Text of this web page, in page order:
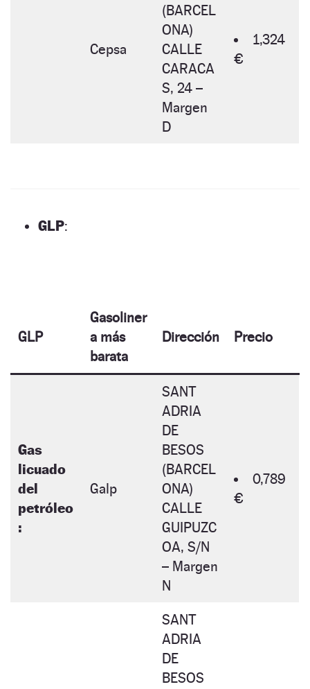
Cepsa
(BARCEL
ONA)
CALLE
CARACA
S, 24 –
Margen
D
1,324
€
GLP:
GLP
Gasoliner
a más
barata
Dirección Precio
Gas
licuado
del
petróleo
:
Galp
SANT
ADRIA
DE
BESOS
(BARCEL
ONA)
CALLE
GUIPUZC
OA, S/N
– Margen
N
0,789
€
SANT
ADRIA
DE
BESOS